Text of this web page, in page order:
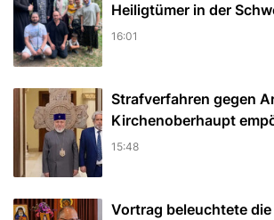
Heiligtümer in der
16:01
Strafverfahren gegen
Kirchenoberhaupt
15:48
Vortrag beleuchtete